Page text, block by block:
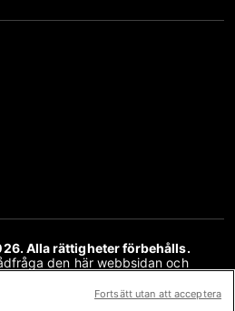
Alla rättigheter förbehålls.
den här webbsidan och
användning, särskilt kopiering,
Fortsätt utan att acceptera